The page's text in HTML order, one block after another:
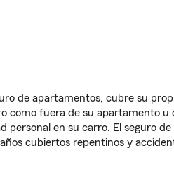
de apartamentos, cubre su
como fuera de su apartamento u
personal en su carro. El seguro
cubiertos repentinos y